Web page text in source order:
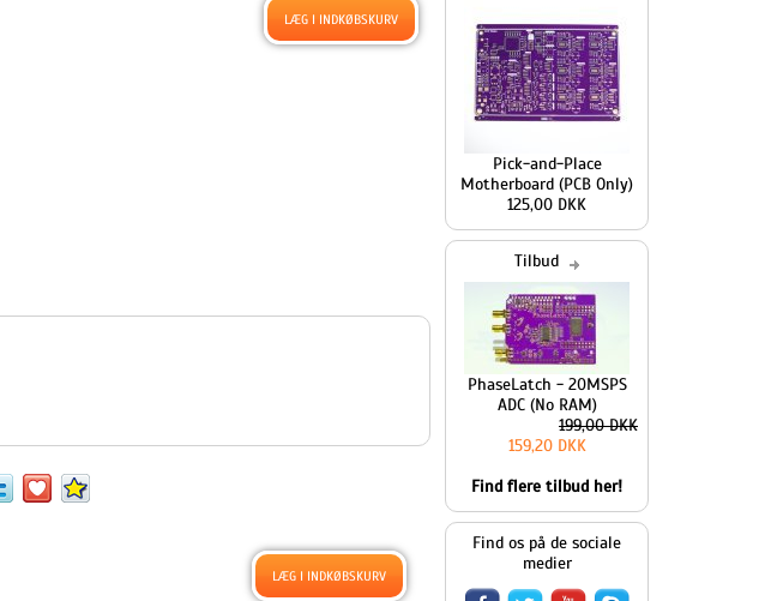
Pick-and-Place
Motherboard (PCB Only)
125,00 DKK
Tilbud
PhaseLatch - 20MSPS
ADC (No RAM)
199,00 DKK
159,20 DKK
Find flere tilbud her!
Find os på de sociale
medier